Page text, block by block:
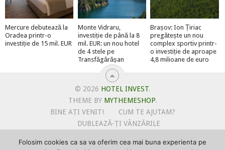
Mercure debutează la
Oradea printr-o
investiție de 15 mil. EUR
Monte Vidraru,
investiție de până la 8
mil. EUR: un nou hotel
de 4 stele pe
Transfăgărășan
Brașov: Ion Țiriac
pregătește un nou
complex sportiv printr-
o investiție de aproape
4,8 milioane de euro
© 2026 HOTEL INVEST.
THEME BY MYTHEMESHOP.
BINE AȚI VENIT!
CUM TE AJUTAM?
DUBLEAZĂ-ȚI VÂNZĂRILE
POLITICA DE UTILIZARE COOKIE-URI
Folosim cookies ca sa va oferim cea mai buna experienta pe